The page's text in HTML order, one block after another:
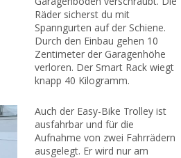
Räder sicherst du mit
Spanngurten auf der Schiene.
Durch den Einbau gehen 10
Zentimeter der Garagenhöhe
verloren. Der Smart Rack wiegt
knapp 40 Kilogramm.
Auch der Easy-Bike Trolley ist
ausfahrbar und für die
Aufnahme von zwei Fahrrädern
ausgelegt. Er wird nur am